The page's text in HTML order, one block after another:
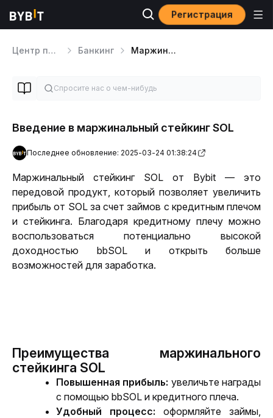
Регистрация
Центр помощи Банкинг Маржинальный стейкинг SOL
Введение в маржинальный стейкинг SOL
Последнее обновление: 2025-03-24 01:38:24
Маржинальный стейкинг SOL от Bybit — это
передовой продукт, который позволяет увеличить
прибыль от SOL за счет займов с кредитным плечом
и стейкинга. Благодаря кредитному плечу можно
воспользоваться потенциально высокой
доходностью bbSOL и открыть больше
возможностей для заработка.
Преимущества маржинального
стейкинга SOL
Повышенная прибыль: увеличьте награды
с помощью bbSOL и кредитного плеча.
Удобный процесс: оформляйте займы,